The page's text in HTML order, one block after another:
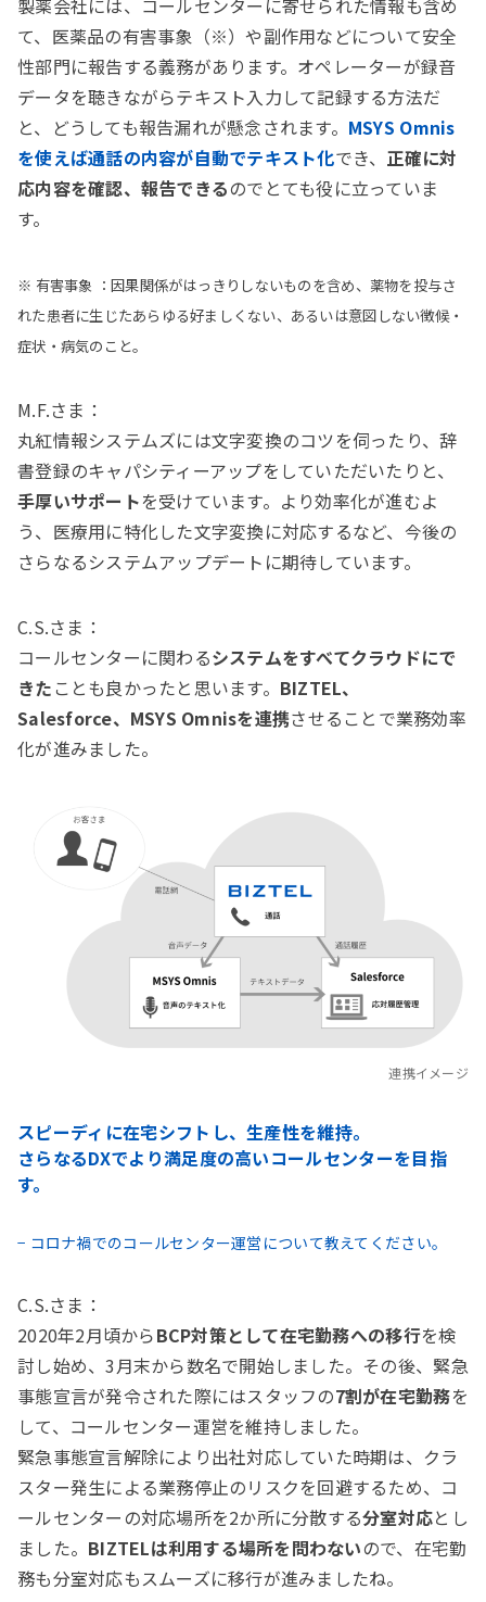
製薬会社には、コールセンターに寄せられた情報も含め
て、医薬品の有害事象（※）や副作用などについて安全
性部門に報告する義務があります。オペレーターが録音
データを聴きながらテキスト入力して記録する方法だ
と、どうしても報告漏れが懸念されます。 MSYS Omnis
を使えば通話の内容が自動でテキスト化でき、 正確に対
応内容を確認、報告できるのでとても役に立っていま
す。
※ 有害事象 ：因果関係がはっきりしないものを含め、薬物を投与さ
れた患者に生じたあらゆる好ましくない、あるいは意図しない徴候・
症状・病気のこと。
M.F.さま：
丸紅情報システムズには文字変換のコツを伺ったり、辞
書登録のキャパシティーアップをしていただいたりと、
手厚いサポートを受けています。より効率化が進むよ
う、医療用に特化した文字変換に対応するなど、今後の
さらなるシステムアップデートに期待しています。
C.S.さま：
コールセンターに関わるシステムをすべてクラウドにで
きた ことも良かったと思います。 BIZTEL、
Salesforce、MSYS Omnisを連携させることで業務効率
化が進みました。
連携イメージ
スピーディに在宅シフトし、生産性を維持。
さらなるDXでより満足度の高いコールセンターを目指
す。
− コロナ禍でのコールセンター運営について教えてください。
C.S.さま：
2020年2月頃からBCP対策として在宅勤務への移行を検
討し始め、3月末から数名で開始しました。その後、緊急
事態宣言が発令された際にはスタッフの7割が在宅勤務を
して、コールセンター運営を維持しました。
緊急事態宣言解除により出社対応していた時期は、クラ
スター発生による業務停止のリスクを回避するため、コ
ールセンターの対応場所を2か所に分散する分室対応とし
ました。 BIZTELは利用する場所を問わないので、在宅勤
務も分室対応もスムーズに移行が進みましたね。